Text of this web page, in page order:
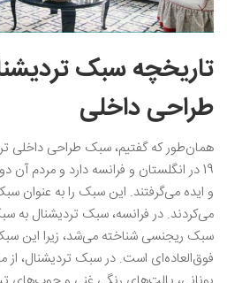
تاریخچه سبک
طراحی داخلی
19 در انگلستان و فرانسه دارد و مردم آن
و ایده می‌گرفتند. این سبک را به عنوان
می‌کردند. در فرانسه، سبک تردیشنال به
سبک ریجنسی شناخته می‌شد، زیرا این
فوق‌العاده‌ای است. در سبک تردیشنال، از